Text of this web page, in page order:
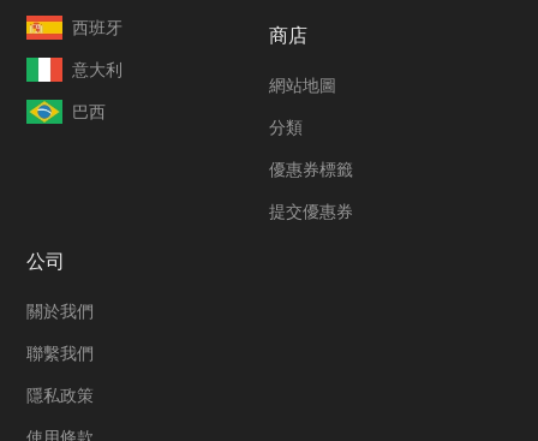
西班牙
意大利
巴西
商店
網站地圖
分類
優惠券標籤
提交優惠券
公司
關於我們
聯繫我們
隱私政策
使用條款